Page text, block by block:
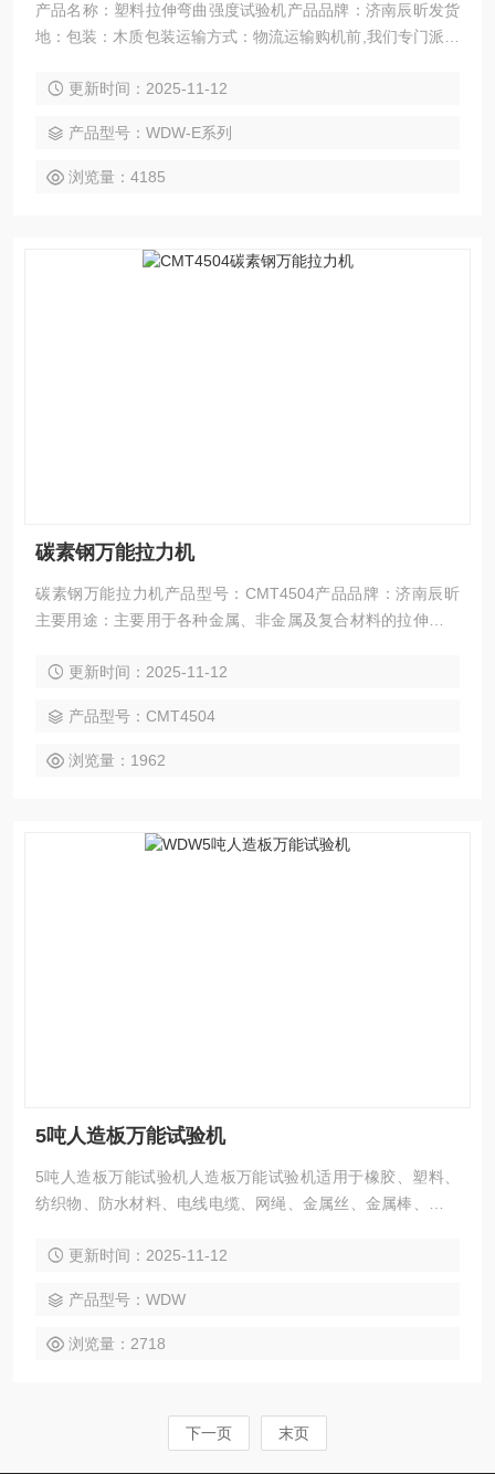
产品名称：塑料拉伸弯曲强度试验机产品品牌：济南辰昕发货
地：包装：木质包装运输方式：物流运输购机前,我们专门派技
更新时间：2025-11-12
产品型号：WDW-E系列
浏览量：4185
碳素钢万能拉力机
碳素钢万能拉力机产品型号：CMT4504产品品牌：济南辰昕
主要用途：主要用于各种金属、非金属及复合材料的拉伸、压
更新时间：2025-11-12
产品型号：CMT4504
浏览量：1962
5吨人造板万能试验机
5吨人造板万能试验机人造板万能试验机适用于橡胶、塑料、
纺织物、防水材料、电线电缆、网绳、金属丝、金属棒、金属
试验力数字显示，试验速度连续可调,试样拉断自动停机，峰值
更新时间：2025-11-12
产品型号：WDW
浏览量：2718
下一页 末页